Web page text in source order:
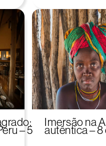
– 5
Imersão na
autêntica – 8